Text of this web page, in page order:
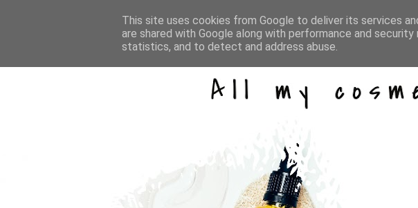
This site uses cookies from Google to deliver its services
are shared with Google along with performance and
statistics, and to detect and address abuse.